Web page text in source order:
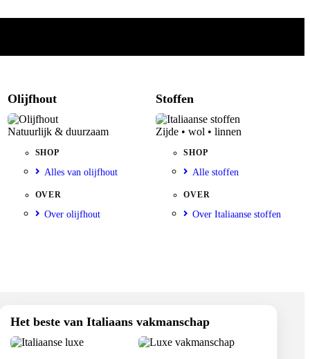
Olijfhout
Natuurlijk & duurzaam
SHOP
Alles van olijfhout
OVER
Over olijfhout
Stoffen
Zijde • wol • linnen
SHOP
Alle stoffen
OVER
Over Italiaanse stoffen
Het beste van Italiaans vakmanschap